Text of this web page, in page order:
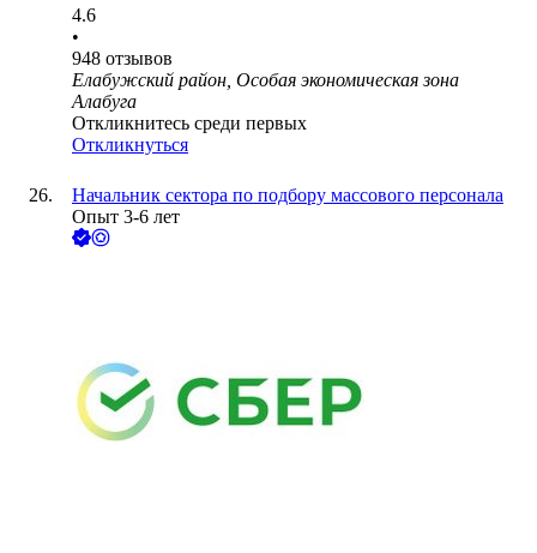
4.6
•
948 отзывов
Елабужский район, Особая экономическая зона
Алабуга
Откликнитесь среди первых
Откликнуться
Начальник сектора по подбору массового персонала
Опыт 3-6 лет